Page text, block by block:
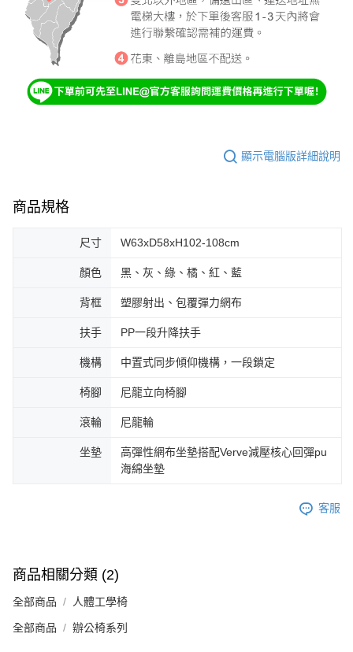
顯示電腦版詳細說明
商品規格
尺寸 W63xD58xH102-108cm
顏色 黑、灰、綠、橘、紅、藍
背框 塑膠射出、包覆彈力網布
扶手 PP一段升降扶手
機構 中置式同步傾仰機構，一段鎖定
椅腳 尼龍立向椅腳
滾輪 尼龍輪
坐墊
高彈性網布坐墊搭配Verve減壓核心回彈pu
海綿坐墊
客服
商品相關分類 (2)
全部商品 人體工學椅
全部商品 辦公椅系列